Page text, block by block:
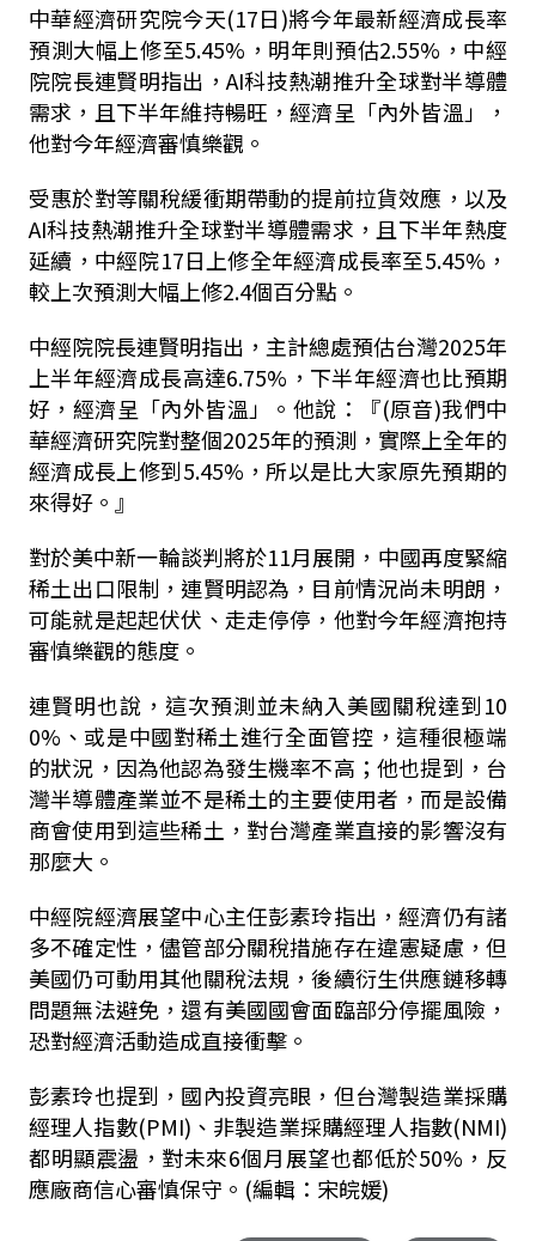
中華經濟研究院今天(17日)將今年最新經濟成長率
預測大幅上修至5.45%，明年則預估2.55%，中經
院院長連賢明指出，AI科技熱潮推升全球對半導體
需求，且下半年維持暢旺，經濟呈「內外皆溫」，
他對今年經濟審慎樂觀。
受惠於對等關稅緩衝期帶動的提前拉貨效應，以及
AI科技熱潮推升全球對半導體需求，且下半年熱度
延續，中經院17日上修全年經濟成長率至5.45%，
較上次預測大幅上修2.4個百分點。
中經院院長連賢明指出，主計總處預估台灣2025年
上半年經濟成長高達6.75%，下半年經濟也比預期
好，經濟呈「內外皆溫」。他說：『(原音)我們中
華經濟研究院對整個2025年的預測，實際上全年的
經濟成長上修到5.45%，所以是比大家原先預期的
來得好。』
對於美中新一輪談判將於11月展開，中國再度緊縮
稀土出口限制，連賢明認為，目前情況尚未明朗，
可能就是起起伏伏、走走停停，他對今年經濟抱持
審慎樂觀的態度。
連賢明也說，這次預測並未納入美國關稅達到10
0%、或是中國對稀土進行全面管控，這種很極端
的狀況，因為他認為發生機率不高；他也提到，台
灣半導體產業並不是稀土的主要使用者，而是設備
商會使用到這些稀土，對台灣產業直接的影響沒有
那麼大。
中經院經濟展望中心主任彭素玲指出，經濟仍有諸
多不確定性，儘管部分關稅措施存在違憲疑慮，但
美國仍可動用其他關稅法規，後續衍生供應鏈移轉
問題無法避免，還有美國國會面臨部分停擺風險，
恐對經濟活動造成直接衝擊。
彭素玲也提到，國內投資亮眼，但台灣製造業採購
經理人指數(PMI)、非製造業採購經理人指數(NMI)
都明顯震盪，對未來6個月展望也都低於50%，反
應廠商信心審慎保守。 (編輯：宋皖媛)